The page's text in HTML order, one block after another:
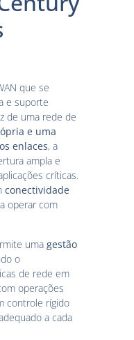
que se
e suporte
de uma rede de
e uma
enlaces, a
ampla e
críticas.
conectividade
operar com
umagestão
o
de rede em
operações
controle rígido
a cada